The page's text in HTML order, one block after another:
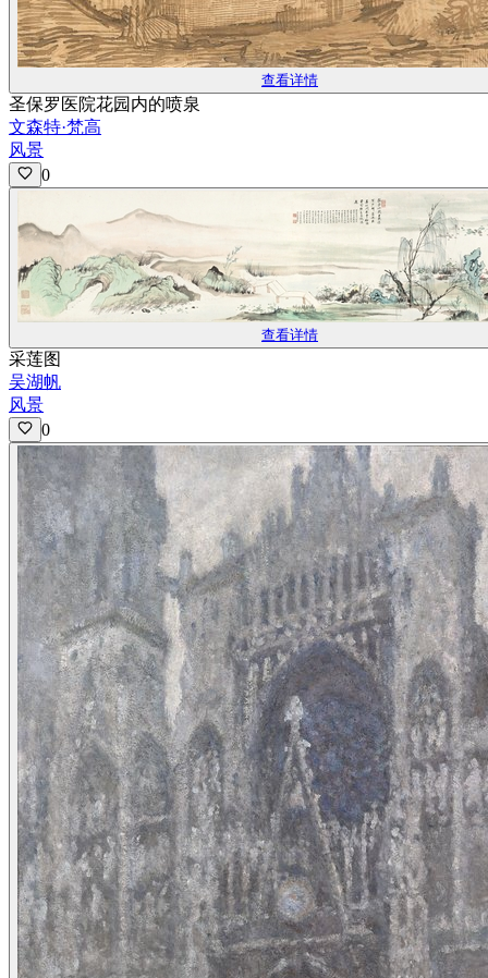
查看详情
圣保罗医院花园内的喷泉
文森特·梵高
风景
0
查看详情
采莲图
吴湖帆
风景
0